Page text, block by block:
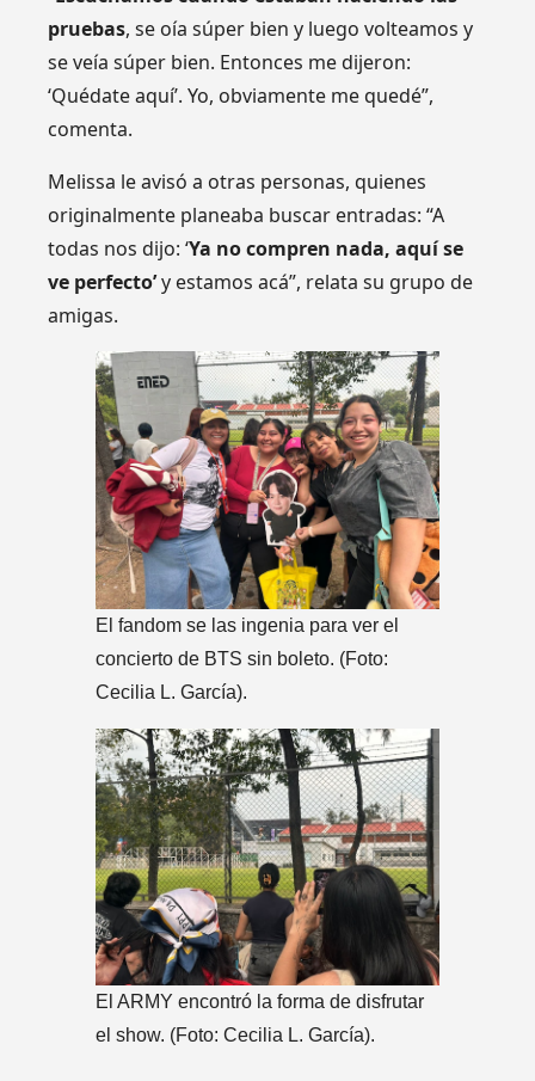
pruebas, se oía súper bien y luego volteamos y
se veía súper bien. Entonces me dijeron:
‘Quédate aquí’. Yo, obviamente me quedé”,
comenta.
Melissa le avisó a otras personas, quienes
originalmente planeaba buscar entradas: “A
todas nos dijo: ‘Ya no compren nada, aquí se
ve perfecto’y estamos acá”, relata su grupo de
amigas.
El fandom se las ingenia para ver el
concierto de BTS sin boleto. (Foto:
Cecilia L. García).
El ARMY encontró la forma de disfrutar
el show. (Foto: Cecilia L. García).